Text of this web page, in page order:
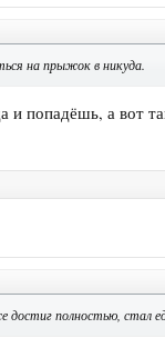
на прыжок в никуда.
и попадёшь, а вот
полностью, стал